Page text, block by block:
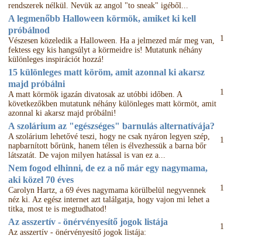
rendszerek nélkül. Nevük az angol "to sneak" igéből...
A legmenőbb Halloween körmök, amiket ki kell
próbálnod
Vészesen közeledik a Halloween. Ha a jelmezed már meg van,
fektess egy kis hangsúlyt a körmeidre is! Mutatunk néhány
különleges inspirációt hozzá!
1
15 különleges matt köröm, amit azonnal ki akarsz
majd próbálni
A matt körmök igazán divatosak az utóbbi időben. A
következőkben mutatunk néhány különleges matt körmöt, amit
azonnal ki akarsz majd próbálni!
1
A szolárium az "egészséges" barnulás alternatívája?
A szolárium lehetővé teszi, hogy ne csak nyáron legyen szép,
napbarnított bőrünk, hanem télen is élvezhessük a barna bőr
látszatát. De vajon milyen hatással is van ez a...
1
Nem fogod elhinni, de ez a nő már egy nagymama,
aki közel 70 éves
Carolyn Hartz, a 69 éves nagymama körülbelül negyvennek
néz ki. Az egész internet azt találgatja, hogy vajon mi lehet a
titka, most te is megtudhatod!
1
Az asszertív - önérvényesítő jogok listája
Az asszertív - önérvényesítő jogok listája:
1